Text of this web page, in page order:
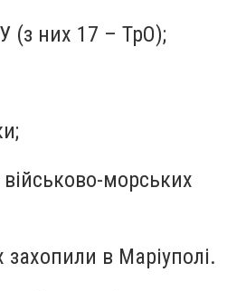
(з них 17 – ТрО);
морських
захопили в Маріуполі.